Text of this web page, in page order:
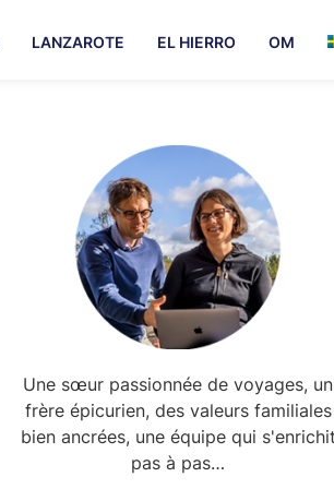
LANZAROTE EL HIERRO OM
Primary
Sidebar
Une sœur passionnée de voyages, un
frère épicurien, des valeurs familiales
bien ancrées, une équipe qui s'enrichit
pas à pas…